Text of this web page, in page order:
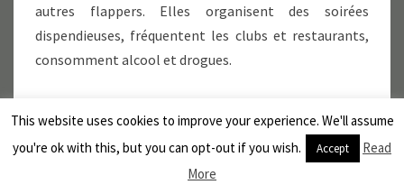
autres flappers. Elles organisent des soirées
dispendieuses, fréquentent les clubs et restaurants,
consomment alcool et drogues.
quand même ?
– Ca arrive. Mais quand elles sont arrêtées, elles
This website uses cookies to improve your experience. We'll assume
you're ok with this, but you can opt-out if you wish.
Accept
Read
More